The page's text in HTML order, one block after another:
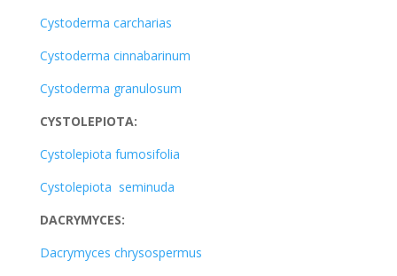
Cystoderma carcharias
Cystoderma cinnabarinum
Cystoderma granulosum
CYSTOLEPIOTA:
Cystolepiota fumosifolia
Cystolepiota seminuda
DACRYMYCES:
Dacrymyces chrysospermus